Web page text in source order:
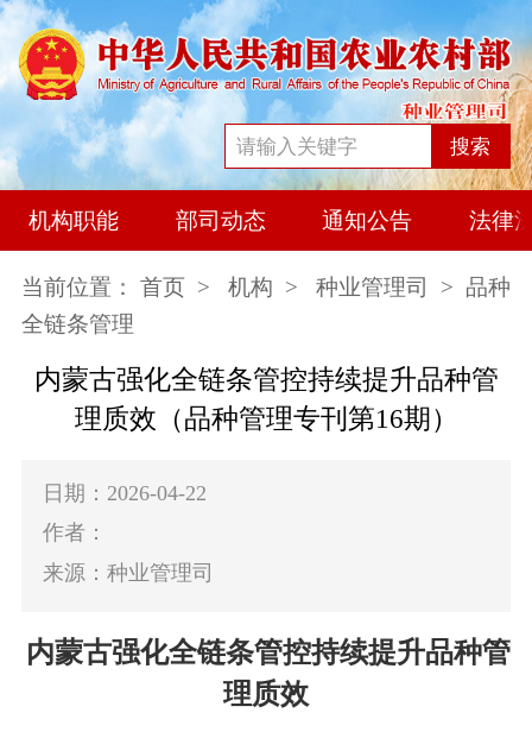
搜索
机构职能 部司动态 通知公告 法律
当前位置： 首页 > 机构 > 种业管理司
> 品种
全链条管理
内蒙古强化全链条管控持续提升品种管
理质效（品种管理专刊第16期）
日期：2026-04-22
作者：
来源：种业管理司
内蒙古强化全链条管控持续提升品种管
理质效